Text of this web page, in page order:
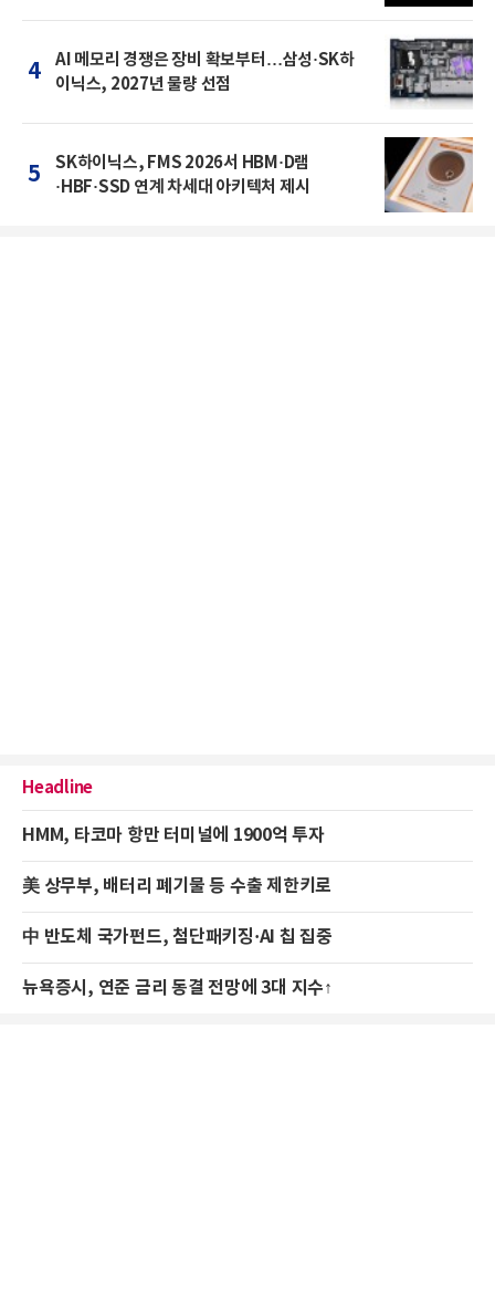
4
AI 메모리 경쟁은 장비 확보부터…삼성·SK하
이닉스, 2027년 물량 선점
5
SK하이닉스, FMS 2026서 HBM·D램
·HBF·SSD 연계 차세대 아키텍처 제시
Headline
HMM, 타코마 항만 터미널에 1900억 투자
美 상무부, 배터리 폐기물 등 수출 제한키로
中 반도체 국가펀드, 첨단패키징·AI 칩 집중
뉴욕증시, 연준 금리 동결 전망에 3대 지수↑